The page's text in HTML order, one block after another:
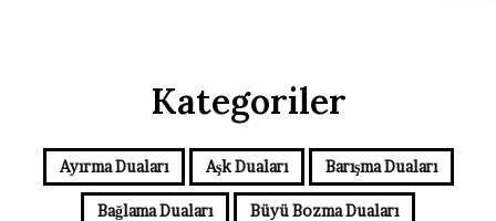
Kategoriler
Ayırma Duaları Aşk Duaları Barışma Duaları
Bağlama Duaları Büyü Bozma Duaları